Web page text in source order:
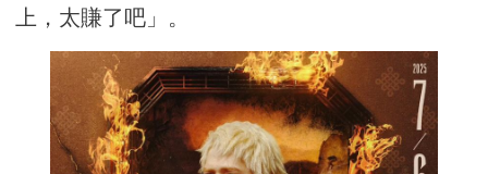
上，太賺了吧」。